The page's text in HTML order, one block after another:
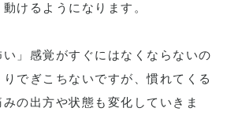
けるようになります。
い」感覚がすぐにはなくならないの
でぎこちないですが、慣れてくる
の出方や状態も変化していきま